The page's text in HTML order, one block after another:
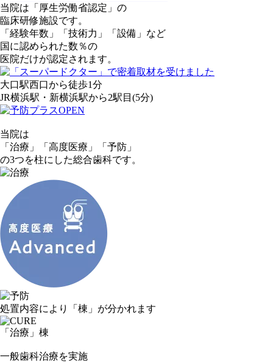
当院は「厚生労働省認定」の
臨床研修施設です。
「経験年数」「技術力」「設備」など
国に認められた数％の
医院だけが認定されます。
大口駅西口から徒歩1分
JR横浜駅・新横浜駅から2駅目 (5分)
当院は
「 治療」 「 高度医療」 「 予防」
の3つを柱にした総合歯科です。
処置内容により「棟」が分かれます
「治療」 棟
一般歯科治療を実施